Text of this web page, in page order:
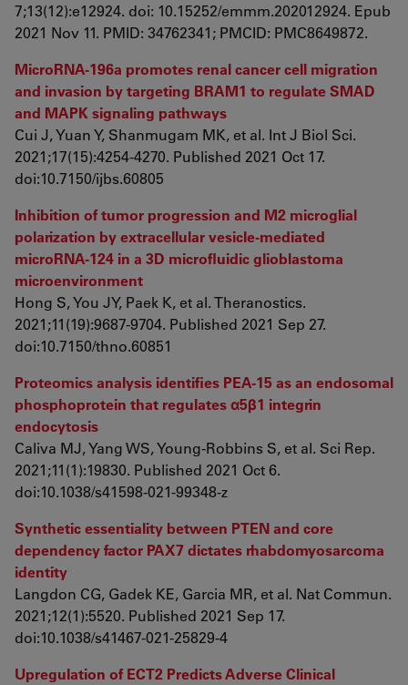
7;13(12):e12924. doi: 10.15252/emmm.202012924. Epub
2021 Nov 11. PMID: 34762341; PMCID: PMC8649872.
MicroRNA-196a promotes renal cancer cell migration
and invasion by targeting BRAM1 to regulate SMAD
and MAPK signaling pathways
Cui J, Yuan Y, Shanmugam MK, et al. Int J Biol Sci.
2021;17(15):4254-4270. Published 2021 Oct 17.
doi:10.7150/ijbs.60805
Inhibition of tumor progression and M2 microglial
polarization by extracellular vesicle-mediated
microRNA-124 in a 3D microfluidic glioblastoma
microenvironment
Hong S, You JY, Paek K, et al. Theranostics.
2021;11(19):9687-9704. Published 2021 Sep 27.
doi:10.7150/thno.60851
Proteomics analysis identifies PEA-15 as an endosomal
phosphoprotein that regulates α5β1 integrin
endocytosis
Caliva MJ, Yang WS, Young-Robbins S, et al. Sci Rep.
2021;11(1):19830. Published 2021 Oct 6.
doi:10.1038/s41598-021-99348-z
Synthetic essentiality between PTEN and core
dependency factor PAX7 dictates rhabdomyosarcoma
identity
Langdon CG, Gadek KE, Garcia MR, et al. Nat Commun.
2021;12(1):5520. Published 2021 Sep 17.
doi:10.1038/s41467-021-25829-4
Upregulation of ECT2 Predicts Adverse Clinical